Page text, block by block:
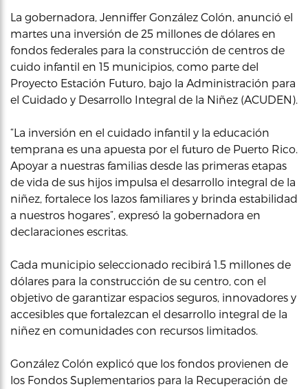
La gobernadora, Jenniffer González Colón, anunció el
martes una inversión de 25 millones de dólares en
fondos federales para la construcción de centros de
cuido infantil en 15 municipios, como parte del
Proyecto Estación Futuro, bajo la Administración para
el Cuidado y Desarrollo Integral de la Niñez (ACUDEN).
“La inversión en el cuidado infantil y la educación
temprana es una apuesta por el futuro de Puerto Rico.
Apoyar a nuestras familias desde las primeras etapas
de vida de sus hijos impulsa el desarrollo integral de la
niñez, fortalece los lazos familiares y brinda estabilidad
a nuestros hogares”, expresó la gobernadora en
declaraciones escritas.
Cada municipio seleccionado recibirá 1.5 millones de
dólares para la construcción de su centro, con el
objetivo de garantizar espacios seguros, innovadores y
accesibles que fortalezcan el desarrollo integral de la
niñez en comunidades con recursos limitados.
González Colón explicó que los fondos provienen de
los Fondos Suplementarios para la Recuperación de